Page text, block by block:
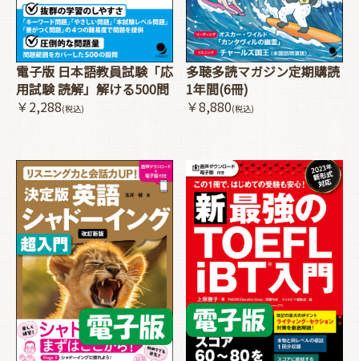
電子版 日本語教員試験「応
用試験 読解」解ける500問
￥2,288(税込)
多聴多読マガジン定期購読
1年間(6冊)
￥8,880(税込)